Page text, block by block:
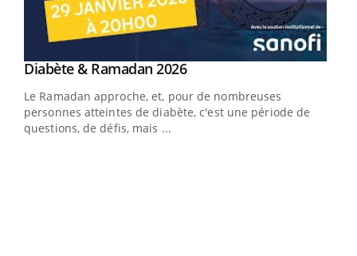
Youtube
Diabète & Ramadan 2026Youtube
Le Ramadan approche, et, pour de nombreuses
personnes atteintes de diabète, c'est une période de
questions, de défis, mais ...
Youtube
Un « jumeau numérique » pour faciliter l’accès
Un établissement lié à un groupe mutualiste innove en
matière de bilan de santé : l'utilisation d'un « jumeau